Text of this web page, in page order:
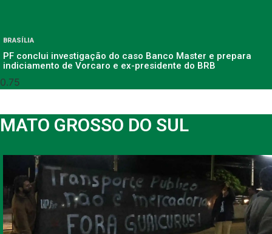
BRASÍLIA
PF conclui investigação do caso Banco Master e prepara
indiciamento de Vorcaro e ex-presidente do BRB
MATO GROSSO DO SUL